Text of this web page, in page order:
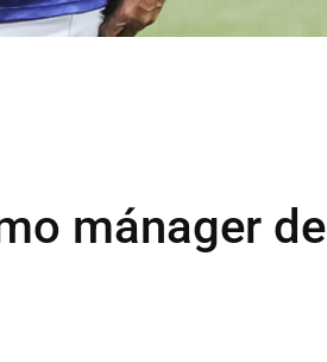
mánager de